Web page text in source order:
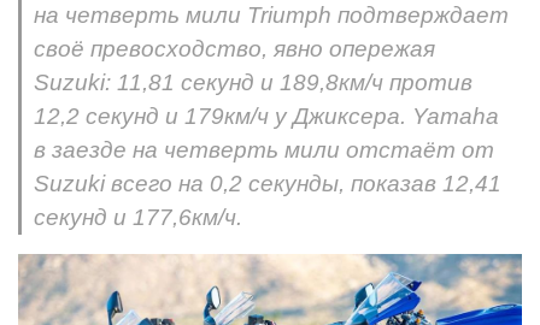
на четверть мили Triumph подтверждает
своё превосходство, явно опережая
Suzuki: 11,81 секунд и 189,8км/ч против
12,2 секунд и 179км/ч у Джиксера. Yamaha
в заезде на четверть мили отстаёт от
Suzuki всего на 0,2 секунды, показав 12,41
секунд и 177,6км/ч.